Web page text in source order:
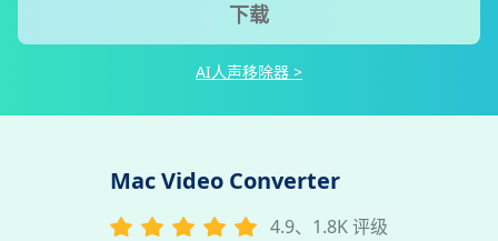
下载
AI人声移除器 >
Mac Video Converter
4.9、1.8K 评级